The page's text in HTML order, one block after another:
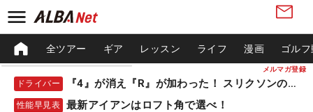
メルマガ登録
全ツアー ギア レッスン ライフ 漫画 ゴル
ドライバー 『4』が消え『R』が加わった！ スリクソンの新作
性能早見表 最新アイアンはロフト角で選べ！